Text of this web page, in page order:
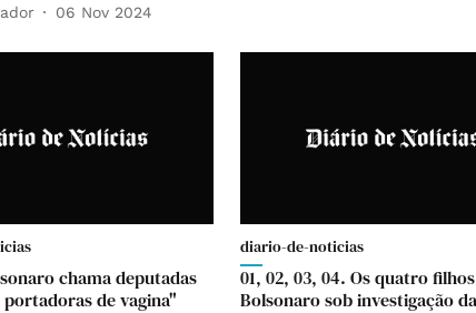
06 Nov 2024
chama deputadas
portadoras de vagina"
diario-de-noticias
01, 02, 03, 04. Os quatro
Bolsonaro sob investigação